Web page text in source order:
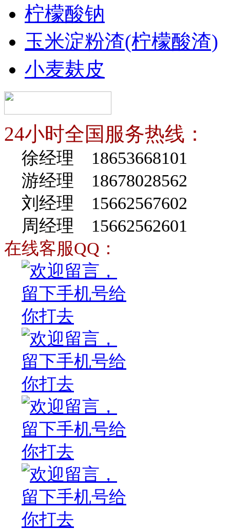
柠檬酸钠
玉米淀粉渣(柠檬酸渣)
小麦麸皮
24小时全国服务热线：
徐经理 18653668101
游经理 18678028562
刘经理 15662567602
周经理 15662562601
在线客服QQ：